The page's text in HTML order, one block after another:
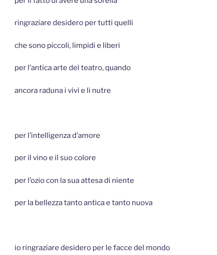
ringraziare desidero per tutti quelli
che sono piccoli, limpidi e liberi
per l’antica arte del teatro, quando
ancora raduna i vivi e li nutre
per l’intelligenza d’amore
per il vino e il suo colore
per l’ozio con la sua attesa di niente
per la bellezza tanto antica e tanto nuova
io ringraziare desidero per le facce del mondo